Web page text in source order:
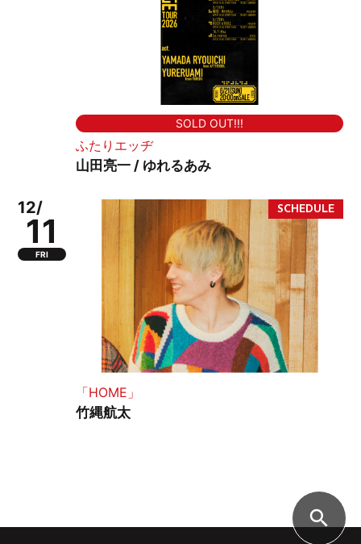
SOLD OUT!!!
ふたりエッヂ
山田亮一 / ゆれるあみ
12/
11
FRI
「HOME」
竹縄航太
search